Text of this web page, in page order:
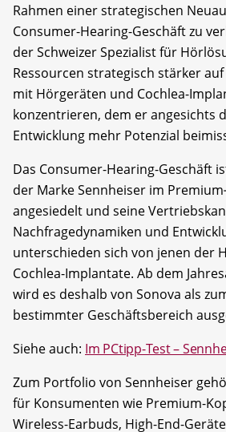
Rahmen einer strategischen
Consumer-Hearing-Geschäft zu
der Schweizer Spezialist für
Ressourcen strategisch stärker
mit Hörgeräten und Cochlea-
konzentrieren, dem er angesichts
Entwicklung mehr Potenzial
Das Consumer-Hearing-Geschäft
der Marke Sennheiser im
angesiedelt und seine
Nachfragedynamiken und
unterschieden sich von jenen der
Cochlea-Implantate. Ab dem
wird es deshalb von Sonova als
bestimmter Geschäftsbereich
Siehe auch: Im PCtipp-Test –
Zum Portfolio von Sennheiser
für Konsumenten wie Premium-
Wireless-Earbuds, High-End-